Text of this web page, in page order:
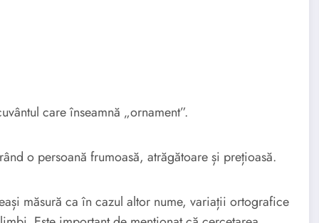
care înseamnă „ornament”.
o persoană frumoasă, atrăgătoare și prețioasă.
măsură ca în cazul altor nume, variații ortografice